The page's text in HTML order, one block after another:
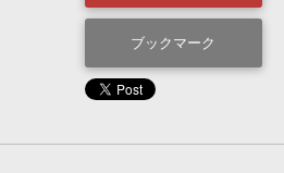
映像のBGM・セリフを音声分離
ブックマーク